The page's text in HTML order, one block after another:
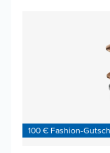
100 € Fashion-